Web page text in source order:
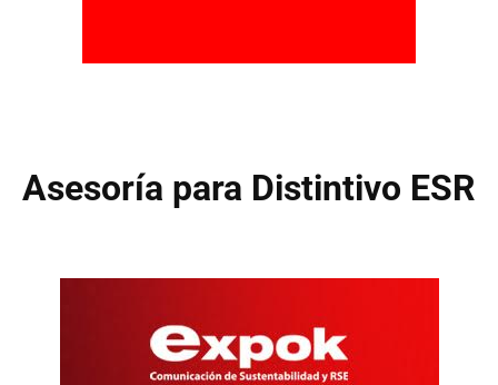
Asesoría para Distintivo ESR